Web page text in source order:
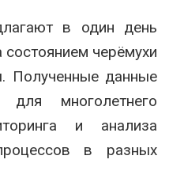
в один день
черёмухи
Полученные данные
для многолетнего
и анализа
в разных